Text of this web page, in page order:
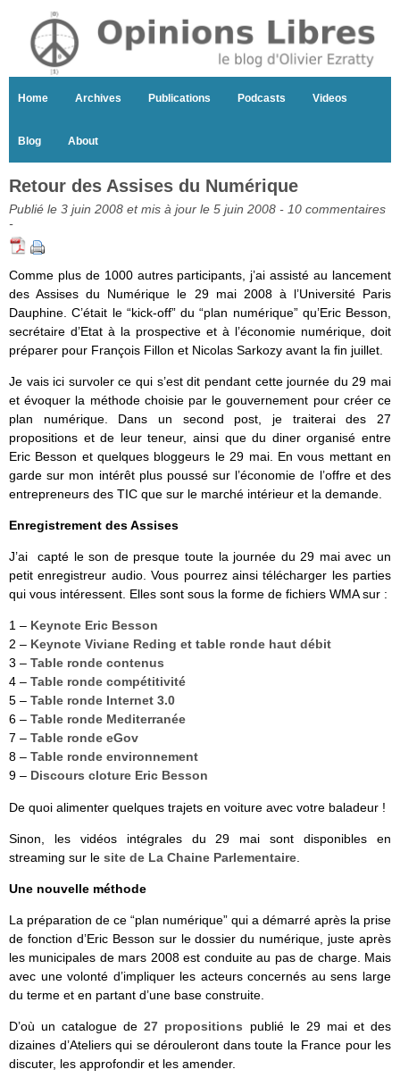
Home Archives Publications Podcasts Videos
Blog About
Retour des Assises du Numérique
Publié le 3 juin 2008 et mis à jour le 5 juin 2008 - 10 commentaires
-
Comme plus de 1000 autres participants, j’ai assisté au lancement
des Assises du Numérique le 29 mai 2008 à l’Université Paris
Dauphine. C’était le “kick-off” du “plan numérique” qu’Eric Besson,
secrétaire d’Etat à la prospective et à l’économie numérique, doit
préparer pour François Fillon et Nicolas Sarkozy avant la fin juillet.
Je vais ici survoler ce qui s’est dit pendant cette journée du 29 mai
et évoquer la méthode choisie par le gouvernement pour créer ce
plan numérique. Dans un second post, je traiterai des 27
propositions et de leur teneur, ainsi que du diner organisé entre
Eric Besson et quelques bloggeurs le 29 mai. En vous mettant en
garde sur mon intérêt plus poussé sur l’économie de l’offre et des
entrepreneurs des TIC que sur le marché intérieur et la demande.
Enregistrement des Assises
J’ai capté le son de presque toute la journée du 29 mai avec un
petit enregistreur audio. Vous pourrez ainsi télécharger les parties
qui vous intéressent. Elles sont sous la forme de fichiers WMA sur :
1 – Keynote Eric Besson
2 – Keynote Viviane Reding et table ronde haut débit
3 – Table ronde contenus
4 – Table ronde compétitivité
5 – Table ronde Internet 3.0
6 – Table ronde Mediterranée
7 – Table ronde eGov
8 – Table ronde environnement
9 – Discours cloture Eric Besson
De quoi alimenter quelques trajets en voiture avec votre baladeur !
Sinon, les vidéos intégrales du 29 mai sont disponibles en
streaming sur le site de La Chaine Parlementaire
Une nouvelle méthode
La préparation de ce “plan numérique” qui a démarré après la prise
de fonction d’Eric Besson sur le dossier du numérique, juste après
les municipales de mars 2008 est conduite au pas de charge. Mais
avec une volonté d’impliquer les acteurs concernés au sens large
du terme et en partant d’une base construite.
D’où un catalogue de27 propositions publié le 29 mai et des
dizaines d’Ateliers qui se dérouleront dans toute la France pour les
discuter, les approfondir et les amender.